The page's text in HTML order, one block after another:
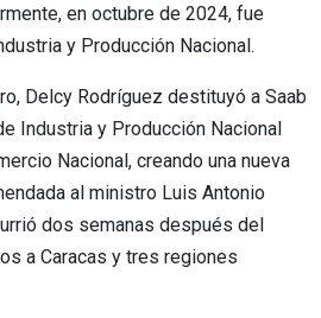
en octubre de 2024, fue
y Producción Nacional.
Delcy Rodríguez destituyó a Saab
Industria y Producción Nacional
Nacional, creando una nueva
al ministro Luis Antonio
dos semanas después del
a Caracas y tres regiones